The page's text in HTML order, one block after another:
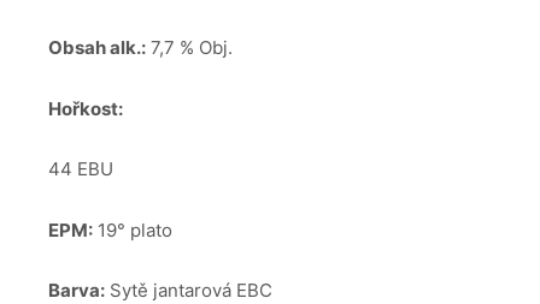
Obsah alk.: 7,7 % Obj.
Hořkost:
44 EBU
EPM: 19° plato
Barva: Sytě jantarová EBC